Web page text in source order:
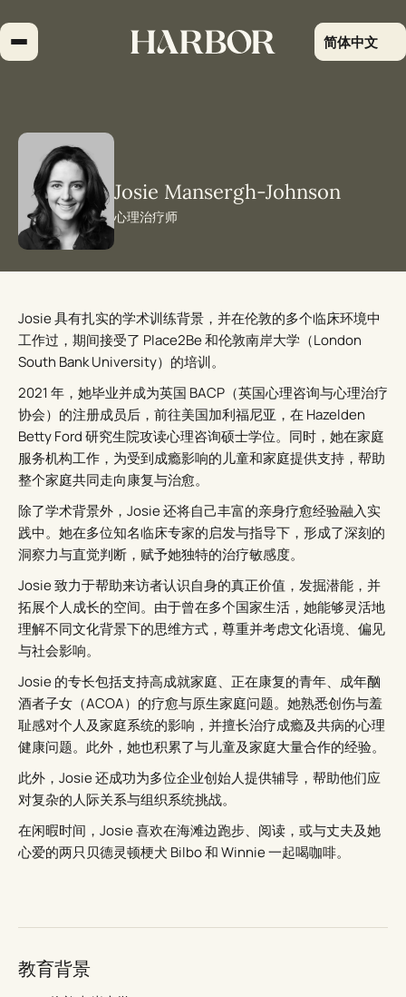
到
内
简体中文
Josie Mansergh-Johnson
心理治疗师
Josie 具有扎实的学术训练背景，并在伦敦的多个临床环境中
工作过，期间接受了 Place2Be 和伦敦南岸大学（London
South Bank University）的培训。
2021 年，她毕业并成为英国 BACP（英国心理咨询与心理治疗
协会）的注册成员后，前往美国加利福尼亚，在 Hazelden
Betty Ford 研究生院攻读心理咨询硕士学位。同时，她在家庭
服务机构工作，为受到成瘾影响的儿童和家庭提供支持，帮助
整个家庭共同走向康复与治愈。
除了学术背景外，Josie 还将自己丰富的亲身疗愈经验融入实
践中。她在多位知名临床专家的启发与指导下，形成了深刻的
洞察力与直觉判断，赋予她独特的治疗敏感度。
Josie 致力于帮助来访者认识自身的真正价值，发掘潜能，并
拓展个人成长的空间。由于曾在多个国家生活，她能够灵活地
理解不同文化背景下的思维方式，尊重并考虑文化语境、偏见
与社会影响。
Josie 的专长包括支持高成就家庭、正在康复的青年、成年酗
酒者子女（ACOA）的疗愈与原生家庭问题。她熟悉创伤与羞
耻感对个人及家庭系统的影响，并擅长治疗成瘾及共病的心理
健康问题。此外，她也积累了与儿童及家庭大量合作的经验。
此外，Josie 还成功为多位企业创始人提供辅导，帮助他们应
对复杂的人际关系与组织系统挑战。
在闲暇时间，Josie 喜欢在海滩边跑步、阅读，或与丈夫及她
心爱的两只贝德灵顿梗犬 Bilbo 和 Winnie 一起喝咖啡。
教育背景